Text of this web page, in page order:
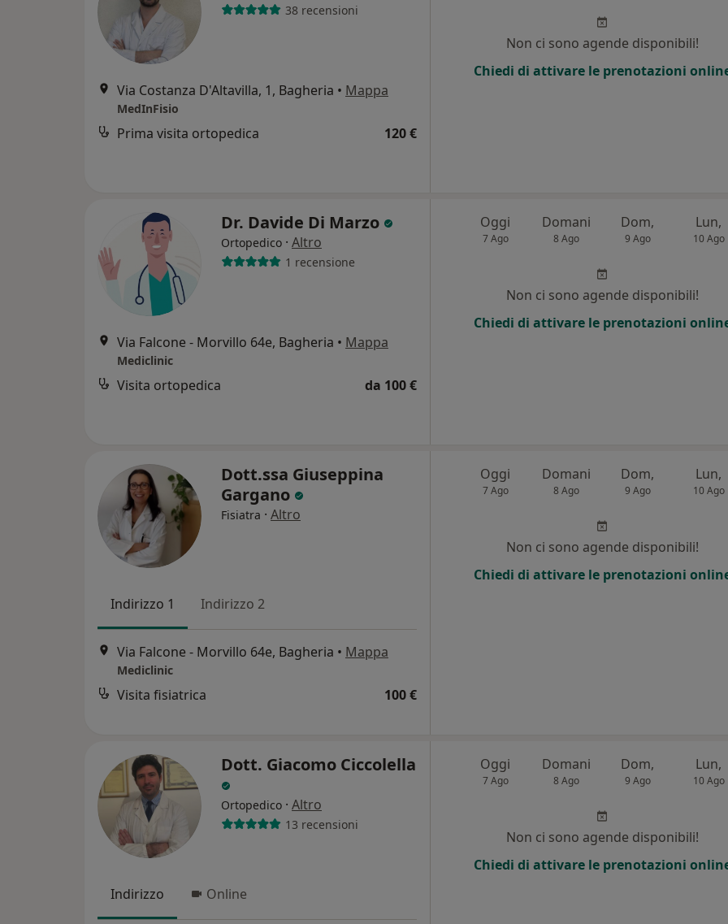
38 recensioni
Via Costanza D'Altavilla, 1, Bagheria • Mappa
MedInFisio
Prima visita ortopedica 120 €
Non ci sono agende disponibili!
Chiedi di attivare le prenotazioni
Dr. Davide Di Marzo
Ortopedico · Altro
1 recensione
Via Falcone - Morvillo 64e, Bagheria • Mappa
Mediclinic
Visita ortopedica da 100 €
Oggi
7 Ago
Domani
8 Ago
Dom,
9 Ago
Lun,
10 Ago
Non ci sono agende disponibili!
Chiedi di attivare le prenotazioni
Dott.ssa Giuseppina
Gargano
Fisiatra · Altro
Indirizzo 1 Indirizzo 2
Via Falcone - Morvillo 64e, Bagheria • Mappa
Mediclinic
Visita fisiatrica 100 €
Oggi
7 Ago
Domani
8 Ago
Dom,
9 Ago
Lun,
10 Ago
Non ci sono agende disponibili!
Chiedi di attivare le prenotazioni
Dott. Giacomo Ciccolella
Ortopedico · Altro
13 recensioni
Indirizzo Online
Oggi
7 Ago
Domani
8 Ago
Dom,
9 Ago
Lun,
10 Ago
Non ci sono agende disponibili!
Chiedi di attivare le prenotazioni